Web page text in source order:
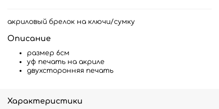
акриловый брелок на ключи/сумку
Описание
размер 6см
уф печать на акриле
двухсторонняя печать
Характеристики